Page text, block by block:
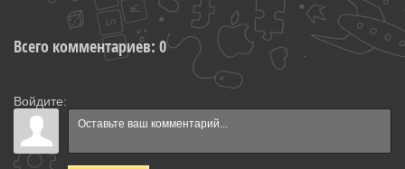
Всего комментариев: 0
Войдите: